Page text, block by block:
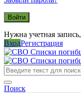
Нужна учетная запись,
ВходРегистрация
СВО
Списки
погибших
Поиск